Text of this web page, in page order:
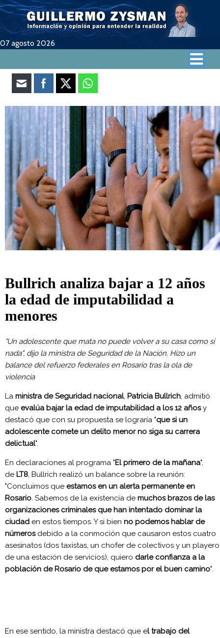
07 agosto 2026
Bullrich analiza bajar a 12 años
la edad de imputabilidad a
menores
"Un adolescente que mata no puede volver a su casa como si
nada", dijo la ministra de Seguridad de la Nación. Hizo un
balance del refuerzo federales en Rosario tras la ola de
violencia
La ministra de Seguridad nacional, Patricia Bullrich, admitió
que evalúa bajar la edad de imputabilidad a los 12 añosy
destacó que con su propuesta se lograría "que si un
adolescente comete un delito menor no siga su carrera
delictual".
En declaraciones al programa "El primero de la mañana",
de LT8, Bullrich realizó un balance sobre la reunión:
"Concluimos que estamos en un alerta permanente en
Rosario. Sabemos de la existencia de muchos brazos de las
organizaciones criminales que han intentado dominar la
ciudad en estos tiempos. Y si bien no podemos hablar de
númerosdebido a la conmoción que causaron estos cuatro
asesinatos (dos taxistas, un chofer de colectivos y un playero
de una estación de servicios), quiero darle confianza a la
población de Rosario de que estamos por el buen camino".
En ese sentido, la ministra destacó que el trabajo del